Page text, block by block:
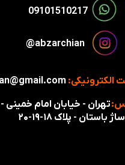
تهران - خیابان امام
باستان - پلاک ۱۸-۱۹-۲۰
الکترونیکی:
​​09101510217​​​​​​​
​​​abzarchian@